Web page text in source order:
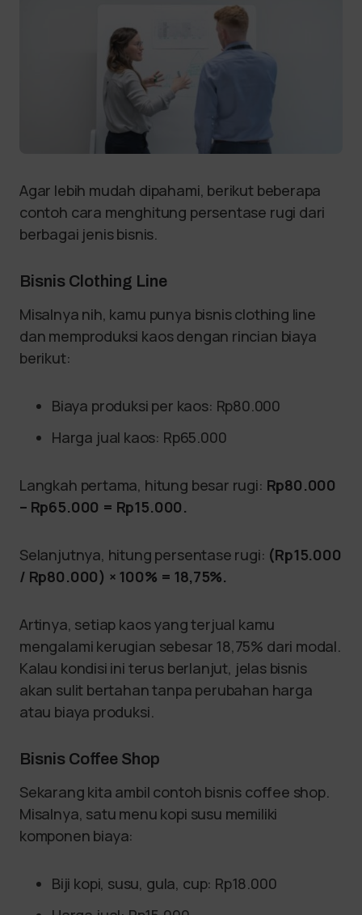
Agar lebih mudah dipahami, berikut beberapa
contoh cara menghitung persentase rugi dari
berbagai jenis bisnis.
Bisnis Clothing Line
Misalnya nih, kamu punya bisnis clothing line
dan memproduksi kaos dengan rincian biaya
berikut:
Biaya produksi per kaos: Rp80.000
Harga jual kaos: Rp65.000
Langkah pertama, hitung besar rugi: Rp80.000
– Rp65.000 = Rp15.000.
Selanjutnya, hitung persentase rugi: (Rp15.000
/ Rp80.000) × 100% = 18,75%.
Artinya, setiap kaos yang terjual kamu
mengalami kerugian sebesar 18,75% dari modal.
Kalau kondisi ini terus berlanjut, jelas bisnis
akan sulit bertahan tanpa perubahan harga
atau biaya produksi.
Bisnis Coffee Shop
Sekarang kita ambil contoh bisnis coffee shop.
Misalnya, satu menu kopi susu memiliki
komponen biaya:
Biji kopi, susu, gula, cup: Rp18.000